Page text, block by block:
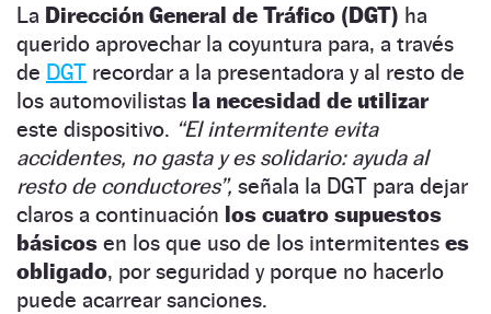
La Dirección General de Tráfico (DGT) ha
querido aprovechar la coyuntura para, a través
de DGT recordar a la presentadora y al resto de
los automovilistas la necesidad de utilizar
este dispositivo. “El intermitente evita
accidentes, no gasta y es solidario: ayuda al
resto de conductores”, señala la DGT para dejar
claros a continuación los cuatro supuestos
básicos en los que uso de los intermitentes es
obligado, por seguridad y porque no hacerlo
puede acarrear sanciones.